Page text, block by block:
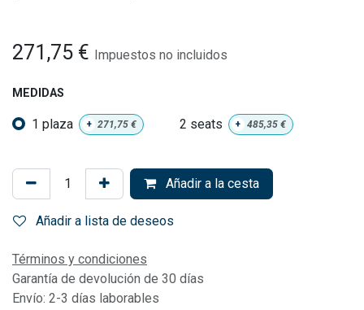
271,75 € Impuestos no incluidos
MEDIDAS
1 plaza + 271,75 € 2 seats + 485,35€
Añadir a la cesta
Añadir a lista de deseos
Términos y condiciones
Garantía de devolución de 30 días
Envío: 2-3 días laborables